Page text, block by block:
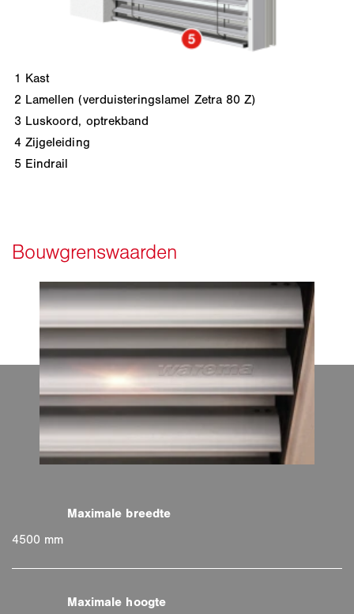
1 Kast
2 Lamellen (verduisteringslamel Zetra 80 Z)
3 Luskoord, optrekband
4 Zijgeleiding
5 Eindrail
4500 mm